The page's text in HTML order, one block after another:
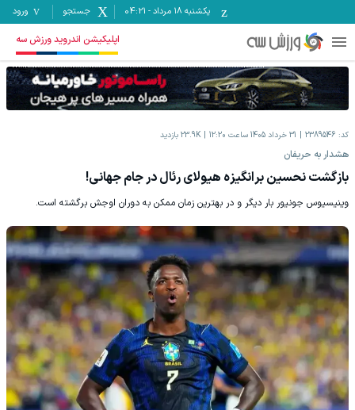
یکشنبه ۱۸ مرداد -
04:21 جستجو ورود
اپلیکیشن اندروید ورزش سه
کد: 2389546 31 خرداد 1405 ساعت 12:20 23.9K بازدید
هشدار به حریفان
بازگشت نحسین برانگیزه هیولای رئال در جام جهانی!
وینیسیوس جونیور بار دیگر و در بهترین زمان ممکن به دوران اوجش برگشته است.